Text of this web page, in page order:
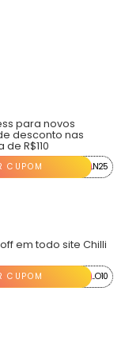
para novos
desconto nas
R$110
CUPOM ...N25
em todo site Chilli
CUPOM ...O10